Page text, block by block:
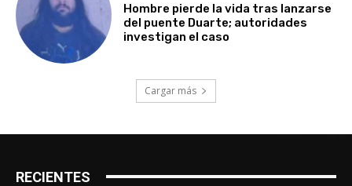
Hombre pierde la vida tras lanzarse
del puente Duarte; autoridades
investigan el caso
Cargar más
RECIENTES